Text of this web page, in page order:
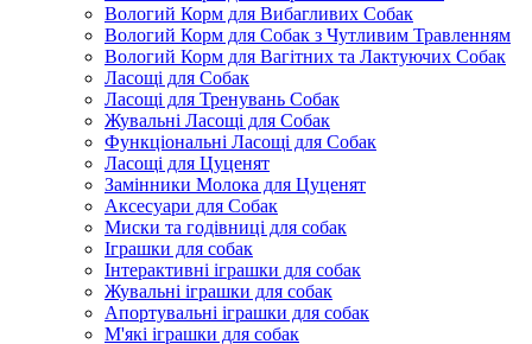
Вологий Корм для Вибагливих Собак
Вологий Корм для Собак з Чутливим Травленням
Вологий Корм для Вагітних та Лактуючих Собак
Ласощі для Собак
Ласощі для Тренувань Собак
Жувальні Ласощі для Собак
Функціональні Ласощі для Собак
Ласощі для Цуценят
Замінники Молока для Цуценят
Аксесуари для Собак
Миски та годівниці для собак
Іграшки для собак
Інтерактивні іграшки для собак
Жувальні іграшки для собак
Апортувальні іграшки для собак
М'які іграшки для собак